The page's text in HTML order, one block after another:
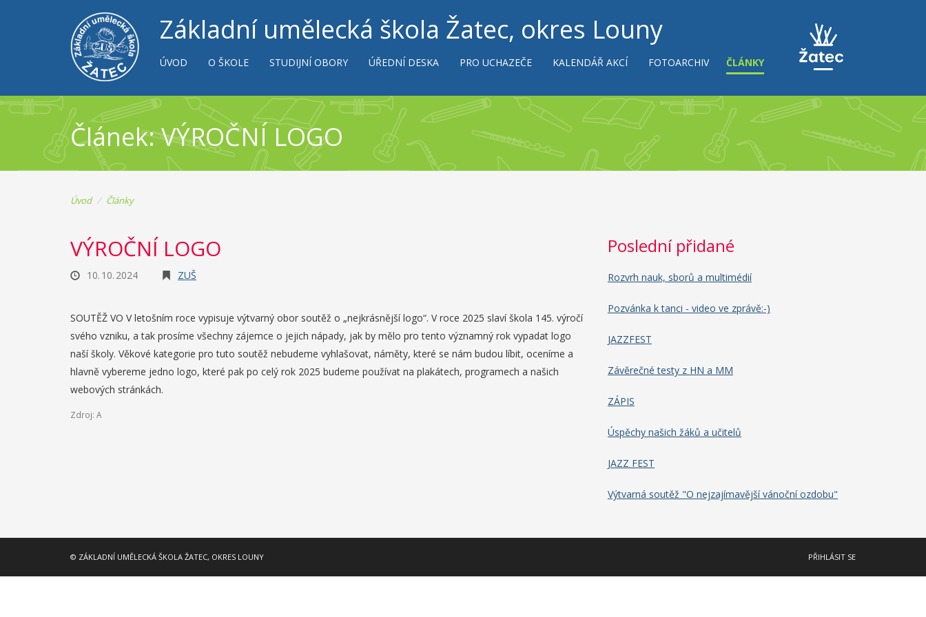
Základní umělecká škola Žatec, okres Louny
ÚVOD O ŠKOLE STUDIJNÍ OBORY ÚŘEDNÍ DESKA PRO UCHAZEČE KALENDÁŘ AKCÍ FOTOARCHIV ČLÁNKY
Článek: VÝROČNÍ LOGO
Úvod Články
VÝROČNÍ LOGO
10. 10. 2024 ZUŠ
SOUTĚŽ VO V letošním roce vypisuje výtvarný obor soutěž o „nejkrásnější logo“. V roce 2025 slaví škola 145. výročí
svého vzniku, a tak prosíme všechny zájemce o jejich nápady, jak by mělo pro tento významný rok vypadat logo
naší školy. Věkové kategorie pro tuto soutěž nebudeme vyhlašovat, náměty, které se nám budou líbit, oceníme a
hlavně vybereme jedno logo, které pak po celý rok 2025 budeme používat na plakátech, programech a našich
webových stránkách.
Zdroj: A
Poslední přidané
Rozvrh nauk, sborů a multimédií
Pozvánka k tanci - video ve zprávě:-)
JAZZFEST
Závěrečné testy z HN a MM
ZÁPIS
Úspěchy našich žáků a učitelů
JAZZ FEST
Výtvarná soutěž "O nejzajímavější vánoční ozdobu"
© ZÁKLADNÍ UMĚLECKÁ ŠKOLA ŽATEC, OKRES LOUNY PŘIHLÁSIT SE